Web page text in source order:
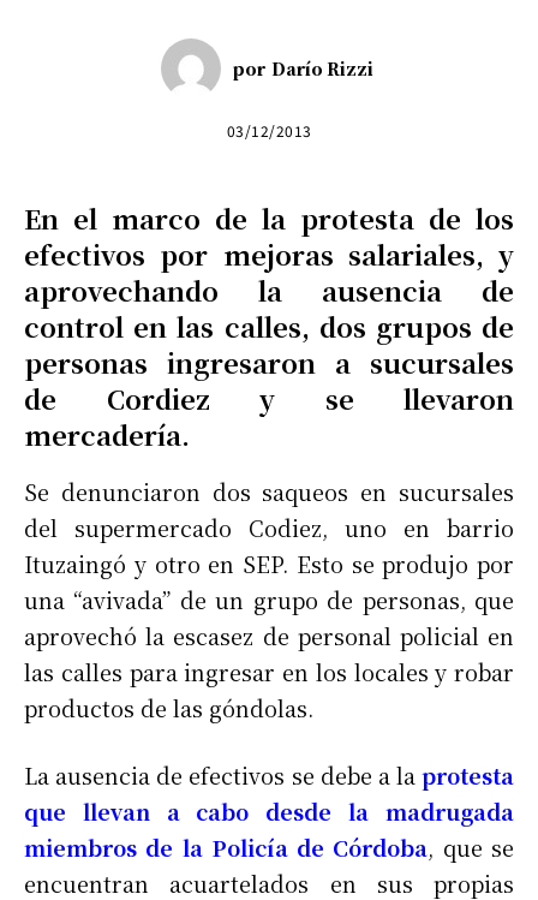
por Darío Rizzi
03/12/2013
En el marco de la protesta de los
efectivos por mejoras salariales, y
aprovechando la ausencia de
control en las calles, dos grupos de
personas ingresaron a sucursales
de Cordiez y se llevaron
mercadería.
Se denunciaron dos saqueos en sucursales
del supermercado Codiez, uno en barrio
Ituzaingó y otro en SEP. Esto se produjo por
una “avivada” de un grupo de personas, que
aprovechó la escasez de personal policial en
las calles para ingresar en los locales y robar
productos de las góndolas.
La ausencia de efectivos se debe a la protesta
que llevan a cabo desde la madrugada
miembros de la Policía de Córdoba, que se
encuentran acuartelados en sus propias